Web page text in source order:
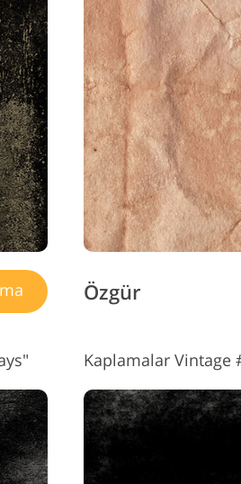
Özgür
Kaplamalar Vintage